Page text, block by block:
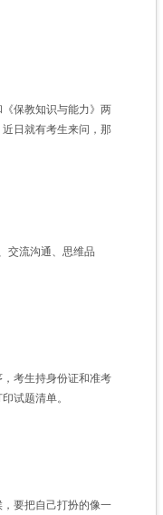
保教知识与能力》两
日就有考生来问，那
交流沟通、思维品
考生持身份证和准考
试题清单。
要把自己打扮的像一